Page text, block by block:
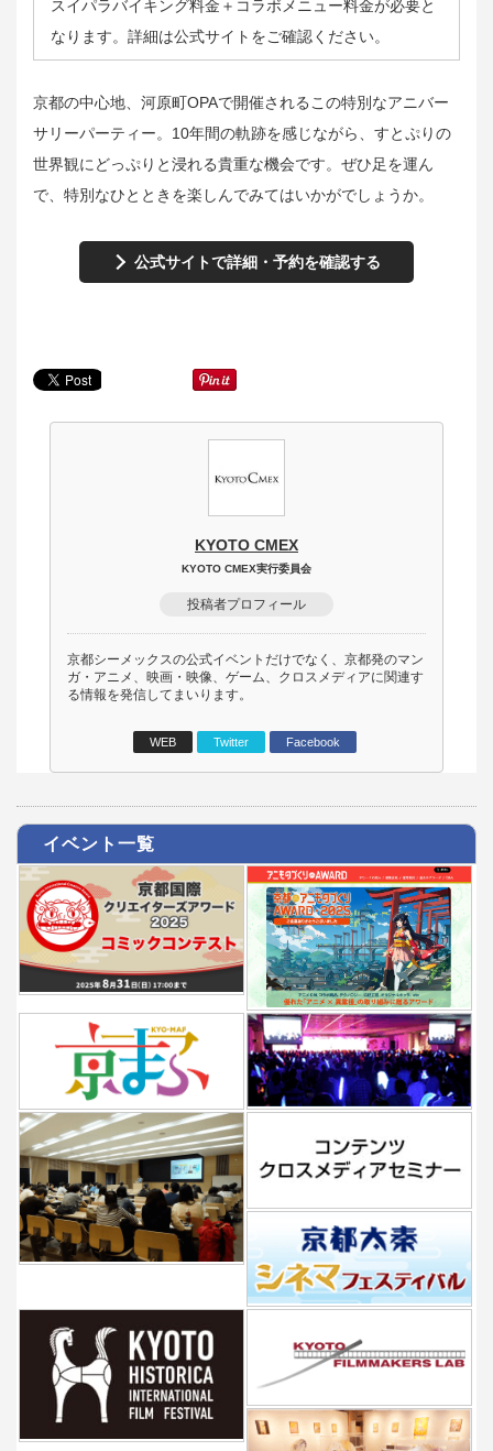
スイパラバイキング料金＋コラボメニュー料金が必要と
なります。詳細は公式サイトをご確認ください。
京都の中心地、河原町OPAで開催されるこの特別なアニバー
サリーパーティー。10年間の軌跡を感じながら、すとぷりの
世界観にどっぷりと浸れる貴重な機会です。ぜひ足を運ん
で、特別なひとときを楽しんでみてはいかがでしょうか。
公式サイトで詳細・予約を確認する
KYOTO CMEX
KYOTO CMEX実行委員会
投稿者プロフィール
京都シーメックスの公式イベントだけでなく、京都発のマン
ガ・アニメ、映画・映像、ゲーム、クロスメディアに関連す
る情報を発信してまいります。
WEB Twitter Facebook
イベント一覧